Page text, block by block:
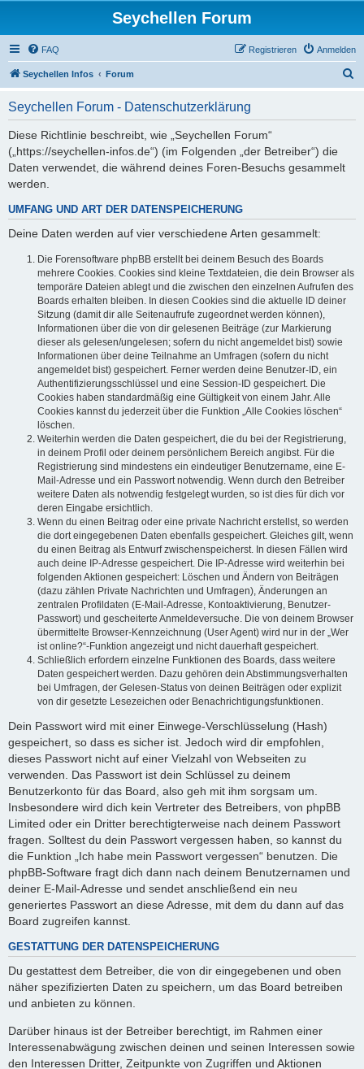
Seychellen Forum
FAQ Anmelden
Registrieren
Seychellen Infos Forum
Seychellen Forum - Datenschutzerklärung
Diese Richtlinie beschreibt, wie „Seychellen Forum“
(„https://seychellen-infos.de“) (im Folgenden „der Betreiber“) die
Daten verwendet, die während deines Foren-Besuchs gesammelt
werden.
UMFANG UND ART DER DATENSPEICHERUNG
Deine Daten werden auf vier verschiedene Arten gesammelt:
Die Forensoftware phpBB erstellt bei deinem Besuch des Boards
mehrere Cookies. Cookies sind kleine Textdateien, die dein Browser als
temporäre Dateien ablegt und die zwischen den einzelnen Aufrufen des
Boards erhalten bleiben. In diesen Cookies sind die aktuelle ID deiner
Sitzung (damit dir alle Seitenaufrufe zugeordnet werden können),
Informationen über die von dir gelesenen Beiträge (zur Markierung
dieser als gelesen/ungelesen; sofern du nicht angemeldet bist) sowie
Informationen über deine Teilnahme an Umfragen (sofern du nicht
angemeldet bist) gespeichert. Ferner werden deine Benutzer-ID, ein
Authentifizierungsschlüssel und eine Session-ID gespeichert. Die
Cookies haben standardmäßig eine Gültigkeit von einem Jahr. Alle
Cookies kannst du jederzeit über die Funktion „Alle Cookies löschen“
löschen.
Weiterhin werden die Daten gespeichert, die du bei der Registrierung,
in deinem Profil oder deinem persönlichem Bereich angibst. Für die
Registrierung sind mindestens ein eindeutiger Benutzername, eine E-
Mail-Adresse und ein Passwort notwendig. Wenn durch den Betreiber
weitere Daten als notwendig festgelegt wurden, so ist dies für dich vor
deren Eingabe ersichtlich.
Wenn du einen Beitrag oder eine private Nachricht erstellst, so werden
die dort eingegebenen Daten ebenfalls gespeichert. Gleiches gilt, wenn
du einen Beitrag als Entwurf zwischenspeicherst. In diesen Fällen wird
auch deine IP-Adresse gespeichert. Die IP-Adresse wird weiterhin bei
folgenden Aktionen gespeichert: Löschen und Ändern von Beiträgen
(dazu zählen Private Nachrichten und Umfragen), Änderungen an
zentralen Profildaten (E-Mail-Adresse, Kontoaktivierung, Benutzer-
Passwort) und gescheiterte Anmeldeversuche. Die von deinem Browser
übermittelte Browser-Kennzeichnung (User Agent) wird nur in der „Wer
ist online?“-Funktion angezeigt und nicht dauerhaft gespeichert.
Schließlich erfordern einzelne Funktionen des Boards, dass weitere
Daten gespeichert werden. Dazu gehören dein Abstimmungsverhalten
bei Umfragen, der Gelesen-Status von deinen Beiträgen oder explizit
von dir gesetzte Lesezeichen oder Benachrichtigungsfunktionen.
Dein Passwort wird mit einer Einwege-Verschlüsselung (Hash)
gespeichert, so dass es sicher ist. Jedoch wird dir empfohlen,
dieses Passwort nicht auf einer Vielzahl von Webseiten zu
verwenden. Das Passwort ist dein Schlüssel zu deinem
Benutzerkonto für das Board, also geh mit ihm sorgsam um.
Insbesondere wird dich kein Vertreter des Betreibers, von phpBB
Limited oder ein Dritter berechtigterweise nach deinem Passwort
fragen. Solltest du dein Passwort vergessen haben, so kannst du
die Funktion „Ich habe mein Passwort vergessen“ benutzen. Die
phpBB-Software fragt dich dann nach deinem Benutzernamen und
deiner E-Mail-Adresse und sendet anschließend ein neu
generiertes Passwort an diese Adresse, mit dem du dann auf das
Board zugreifen kannst.
GESTATTUNG DER DATENSPEICHERUNG
Du gestattest dem Betreiber, die von dir eingegebenen und oben
näher spezifizierten Daten zu speichern, um das Board betreiben
und anbieten zu können.
Darüber hinaus ist der Betreiber berechtigt, im Rahmen einer
Interessenabwägung zwischen deinen und seinen Interessen sowie
den Interessen Dritter, Zeitpunkte von Zugriffen und Aktionen